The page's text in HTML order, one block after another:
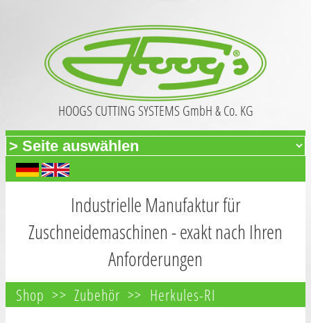
HOOGS CUTTING SYSTEMS GmbH & Co. KG
Industrielle Manufaktur für
Zuschneidemaschinen - exakt nach Ihren
Anforderungen
Shop Zubehör Herkules-RI